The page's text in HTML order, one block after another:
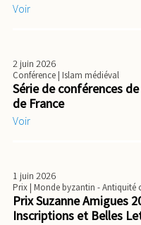
Voir
2 juin 2026
Conférence| Islam médiéval
Série de conférences
de France
Voir
1 juin 2026
Prix| Monde byzantin - Antiquité
Prix Suzanne Amigues
Inscriptions et Belles